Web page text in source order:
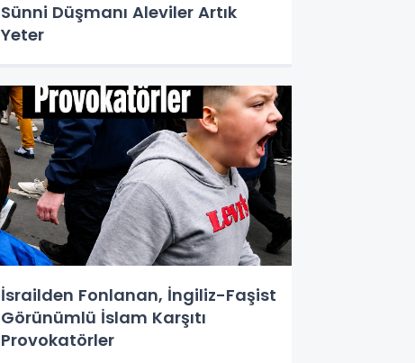
Sünni Düşmanı Aleviler Artık
Yeter
İsrailden Fonlanan, İngiliz-Faşist
Görünümlü İslam Karşıtı
Provokatörler